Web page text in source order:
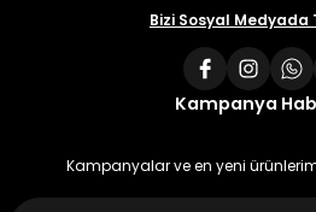
Bizi Sosyal Medyada
Kampanya
Kampanyalar ve en yeni